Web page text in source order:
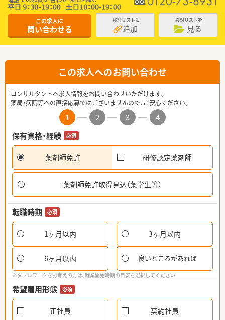
この求人に
問い合わせる
検討リストに
追加
検討リストを
見る
この求人へのお問い合わせ
コンサルタントへ求人情報をお問い合わせいただけます。
薬局・病院等への直接応募ではございませんので、ご安心ください。
1 2 3
4
保有資格・経験
必須
薬剤師免許 研修認定薬剤師
薬剤師免許取得見込（薬学生等）
転職時期 必須
1ヶ月以内 3ヶ月以内
6ヶ月以内 良いところがあれば
※ダブルワークをお考えの方は、就業開始時期の目安を選択してください
希望雇用形態 必須
正社員 契約社員